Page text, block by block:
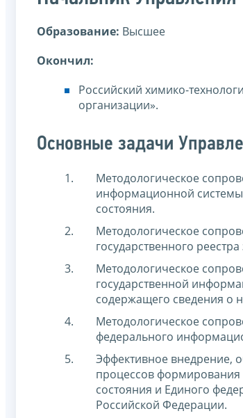
Образование: Высшее
Окончил:
Российский химико-
организации».
Основные задачи
Методологическое
информационной системы
состояния.
Методологическое
государственного
Методологическое
государственной
содержащего сведения о
Методологическое
федерального
Эффективное внедрение,
процессов формирования
состояния и Единого
Российской Федерации.